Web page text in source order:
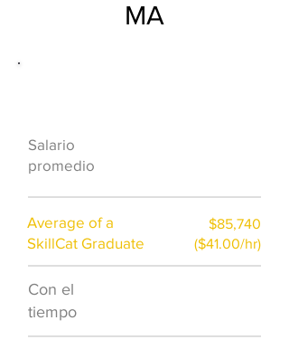
MA
Salario
promedio
Average of a
SkillCat Graduate
$85,740
($41.00/hr)
Con el
tiempo